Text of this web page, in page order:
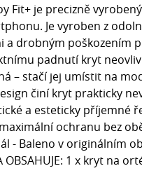
Fit+ je precizně
Je vyroben z
a drobným poškozením
padnutí kryt
– stačí jej umístit na
činí kryt prakticky
a esteticky příjemné
ochranu bez
- Baleno v originálním
1 x kryt na